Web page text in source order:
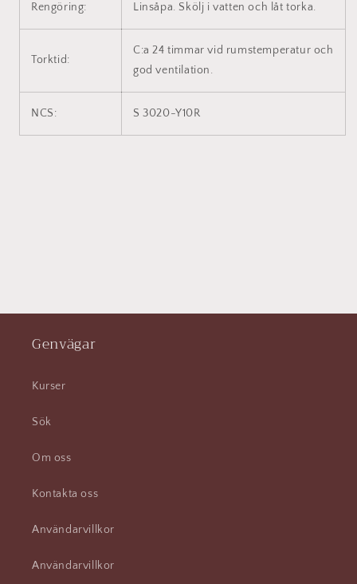
Rengöring: Linsåpa. Skölj i vatten och låt torka.
Torktid:
C:a 24 timmar vid rumstemperatur och
god ventilation.
NCS: S 3020-Y10R
Genvägar
Kurser
Sök
Om oss
Kontakta oss
Användarvillkor
Användarvillkor